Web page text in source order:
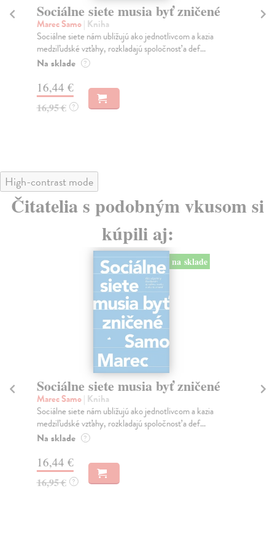
Sociálne siete musia byť zničené
Marec Samo| Kniha
Sociálne siete nám ubližujú ako jednotlivcom a kazia
medziľudské vzťahy, rozkladajú spoločnosť a def...
Na sklade ?
16,44 €
16,95 € ?
High-contrast mode
Čitatelia s podobným vkusom si
kúpili aj:
na sklade
Sociálne siete musia byť zničené
Marec Samo| Kniha
Sociálne siete nám ubližujú ako jednotlivcom a kazia
medziľudské vzťahy, rozkladajú spoločnosť a def...
Na sklade ?
16,44 €
16,95 € ?